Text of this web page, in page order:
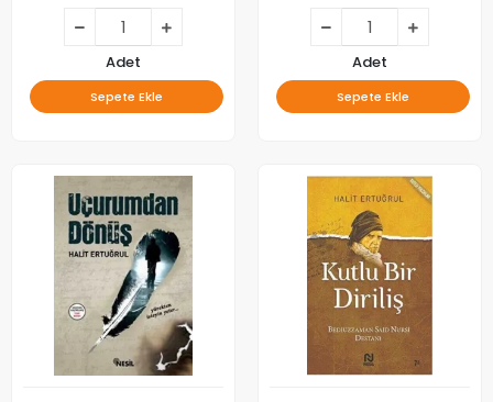
Adet
Sepete Ekle
Adet
Sepete Ekle